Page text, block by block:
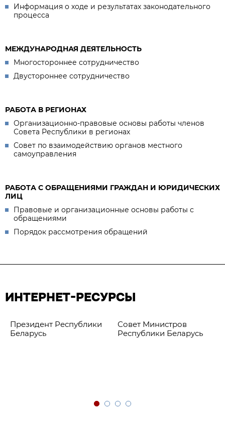
Информация о ходе и результатах законодательного
процесса
МЕЖДУНАРОДНАЯ ДЕЯТЕЛЬНОСТЬ
Многостороннее сотрудничество
Двустороннее сотрудничество
РАБОТА В РЕГИОНАХ
Организационно-правовые основы работы членов
Совета Республики в регионах
Совет по взаимодействию органов местного
самоуправления
РАБОТА С ОБРАЩЕНИЯМИ ГРАЖДАН И ЮРИДИЧЕСКИХ
ЛИЦ
Правовые и организационные основы работы с
обращениями
Порядок рассмотрения обращений
ИНТЕРНЕТ-РЕСУРСЫ
Президент Республики
Беларусь
Совет Министров
Республики Беларусь